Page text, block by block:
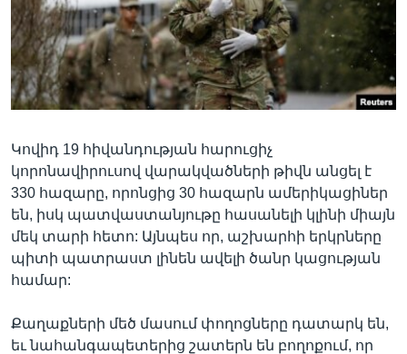
Լեզուներ
Կովիդ 19 հիվանդության հարուցիչ
կորոնավիրուսով վարակվածների թիվն անցել է
330 հազարը, որոնցից 30 հազարն ամերիկացիներ
են, իսկ պատվաստանյութը հասանելի կլինի միայն
մեկ տարի հետո: Այնպես որ, աշխարհի երկրները
պիտի պատրաստ լինեն ավելի ծանր կացության
համար:
Քաղաքների մեծ մասում փողոցները դատարկ են,
եւ նահանգապետերից շատերն են բողոքում, որ